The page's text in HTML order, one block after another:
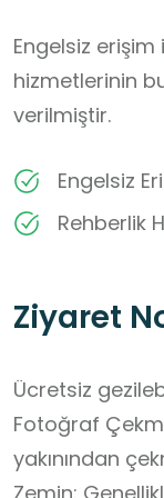
Engelsiz erişim
hizmetlerinin
verilmiştir.
Engelsiz
Rehberlik
Ziyaret
Ücretsiz
Fotoğraf
yakınından